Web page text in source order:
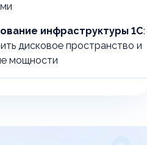
инфраструктуры 1С:
дисковое пространство и
мощности